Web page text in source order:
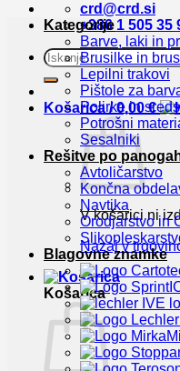
crd@crd.si
+386 1 505 35
Išči:
Košarica /0,00€
V košarici ni
Nazaj v
Košarica
Kategorije
Barve, laki in
Brusilke in
Lepilni trakovi
Pištole za
Polirke in
Potrošni
Sesalniki
Rešitve po
Avtoličarstvo
Končna
Navtika
Orodjarstvo in
Blagovne znamke